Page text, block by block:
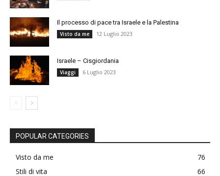
Il processo di pace tra Israele e la Palestina
Visto da me 12 Luglio 2023
Israele – Cisgiordania
Viaggi 6 Luglio 2023
POPULAR CATEGORIES
Visto da me
76
Stili di vita
66